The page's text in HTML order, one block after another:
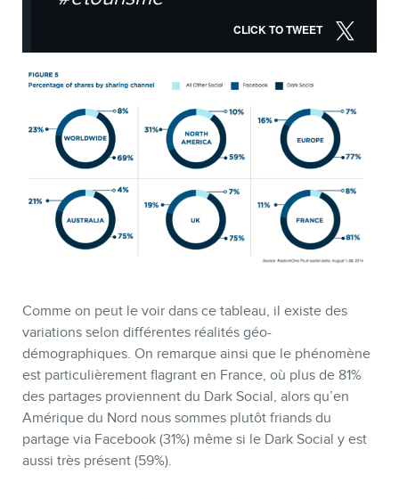
CLICK TO TWEET
Comme on peut le voir dans ce tableau, il existe des
variations selon différentes réalités géo-
démographiques. On remarque ainsi que le phénomène
est particulièrement flagrant en France, où plus de 81%
des partages proviennent du Dark Social, alors qu’en
Amérique du Nord nous sommes plutôt friands du
partage via Facebook (31%) même si le Dark Social y est
aussi très présent (59%).